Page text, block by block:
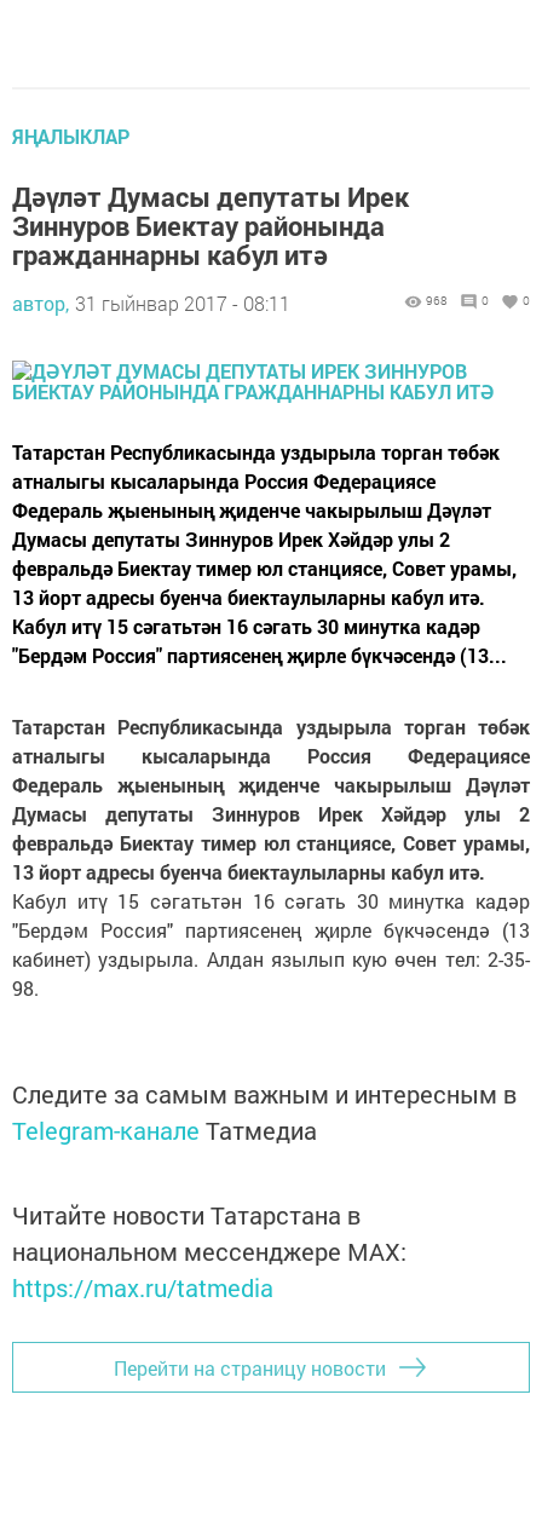
ЯҢАЛЫКЛАР
Дәүләт Думасы депутаты Ирек
Зиннуров Биектау районында
гражданнарны кабул итә
автор, 31 гыйнвар 2017 - 08:11 968 0 0
Татарстан Республикасында уздырыла торган төбәк
атналыгы кысаларында Россия Федерациясе
Федераль җыенының җиденче чакырылыш Дәүләт
Думасы депутаты Зиннуров Ирек Хәйдәр улы 2
февральдә Биектау тимер юл станциясе, Совет урамы,
13 йорт адресы буенча биектаулыларны кабул итә.
Кабул итү 15 сәгатьтән 16 сәгать 30 минутка кадәр
"Бердәм Россия" партиясенең җирле бүкчәсендә (13...
Татарстан Республикасында уздырыла торган төбәк
атналыгы кысаларында Россия Федерациясе
Федераль җыенының җиденче чакырылыш Дәүләт
Думасы депутаты Зиннуров Ирек Хәйдәр улы 2
февральдә Биектау тимер юл станциясе, Совет урамы,
13 йорт адресы буенча биектаулыларны кабул итә.
Кабул итү 15 сәгатьтән 16 сәгать 30 минутка кадәр
"Бердәм Россия" партиясенең җирле бүкчәсендә (13
кабинет) уздырыла. Алдан язылып кую өчен тел: 2-35-
98.
Следите за самым важным и интересным в
Telegram-канале Татмедиа
Читайте новости Татарстана в
национальном мессенджере MАХ:
https://max.ru/tatmedia
Перейти на страницу новости